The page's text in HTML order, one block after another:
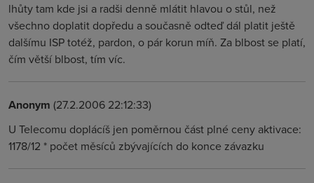
lhůty tam kde jsi a radši denně mlátit hlavou o stůl, než
všechno doplatit dopředu a současně odteď dál platit ještě
dalšímu ISP totéž, pardon, o pár korun míň. Za blbost se platí,
čím větší blbost, tím víc.
Anonym (27.2.2006 22:12:33)
U Telecomu doplácíš jen poměrnou část plné ceny aktivace:
1178/12 * počet měsíců zbývajících do konce závazku